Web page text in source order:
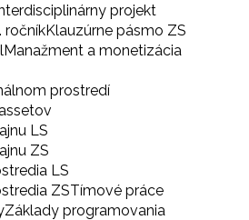
projekt
ročníkKlauzúrne pásmo ZS
Manažment a monetizácia
prostredí
LS
ZS
LS
ZSTímové práce
Základy programovania